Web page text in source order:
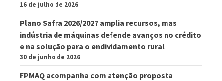
16 de julho de 2026
Plano Safra 2026/2027 amplia recursos, mas
indústria de máquinas defende avanços no crédito
e na solução para o endividamento rural
30 de junho de 2026
FPMAQ acompanha com atenção proposta